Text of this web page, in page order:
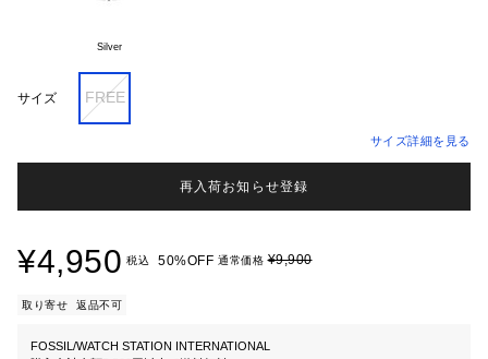
Silver
サイズ FREE
サイズ詳細を見る
再入荷お知らせ登録
¥4,950 税込 50%OFF 通常価格¥9,900
取り寄せ 返品不可
FOSSIL/WATCH STATION INTERNATIONAL